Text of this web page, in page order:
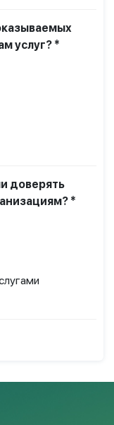
услуг? *
доверять
*